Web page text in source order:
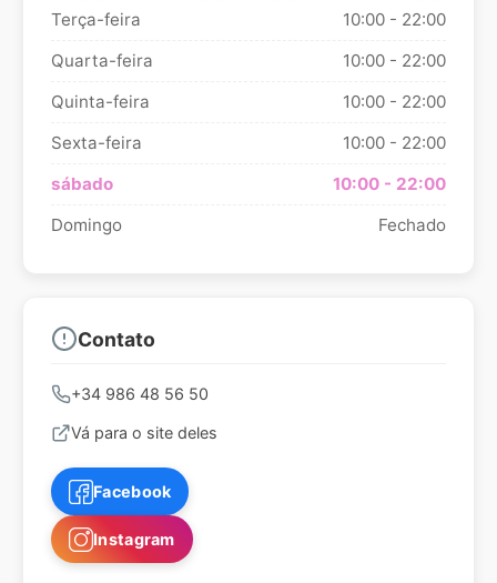
Terça-feira
10:00 - 22:00
Quarta-feira
10:00 - 22:00
Quinta-feira
10:00 - 22:00
Sexta-feira
10:00 - 22:00
sábado
10:00 - 22:00
Domingo
Fechado
Contato
+34 986 48 56 50
Vá para o site deles
Facebook
Instagram